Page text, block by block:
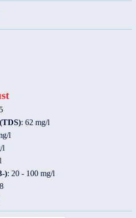
: 62 mg/l
l
l
): 20 - 100 mg/l